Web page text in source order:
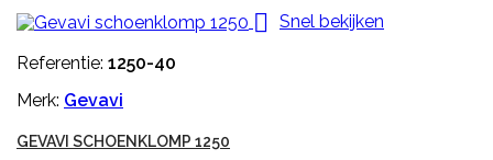
 Snel bekijken
Referentie: 1250-40
Merk: Gevavi
GEVAVI SCHOENKLOMP 1250